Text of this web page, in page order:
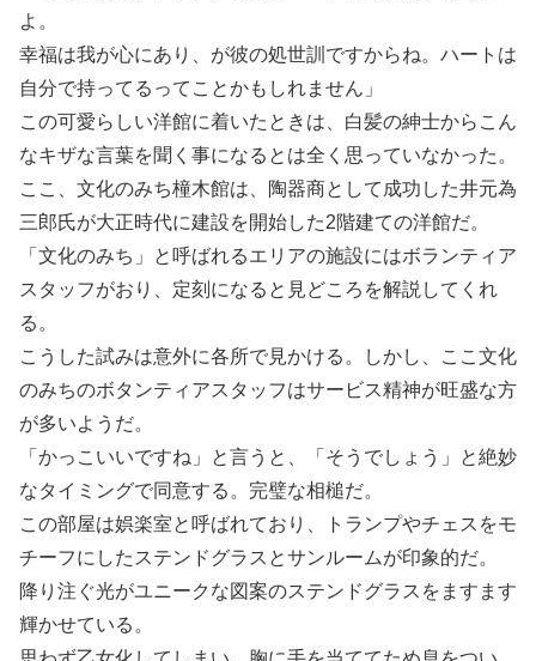
よ。
幸福は我が心にあり、が彼の処世訓ですからね。ハートは
自分で持ってるってことかもしれません」
この可愛らしい洋館に着いたときは、白髪の紳士からこん
なキザな言葉を聞く事になるとは全く思っていなかった。
ここ、文化のみち橦木館は、陶器商として成功した井元為
三郎氏が大正時代に建設を開始した2階建ての洋館だ。
「文化のみち」と呼ばれるエリアの施設にはボランティア
スタッフがおり、定刻になると見どころを解説してくれ
る。
こうした試みは意外に各所で見かける。しかし、ここ文化
のみちのボタンティアスタッフはサービス精神が旺盛な方
が多いようだ。
「かっこいいですね」と言うと、「そうでしょう」と絶妙
なタイミングで同意する。完璧な相槌だ。
この部屋は娯楽室と呼ばれており、トランプやチェスをモ
チーフにしたステンドグラスとサンルームが印象的だ。
降り注ぐ光がユニークな図案のステンドグラスをますます
輝かせている。